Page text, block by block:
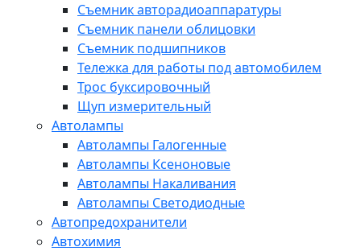
Съемник авторадиоаппаратуры
Съемник панели облицовки
Съемник подшипников
Тележка для работы под автомобилем
Трос буксировочный
Щуп измерительный
Автолампы
Автолампы Галогенные
Автолампы Ксеноновые
Автолампы Накаливания
Автолампы Светодиодные
Автопредохранители
Автохимия